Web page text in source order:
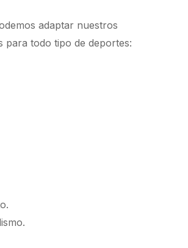
adaptar nuestros
para todo tipo de deportes: